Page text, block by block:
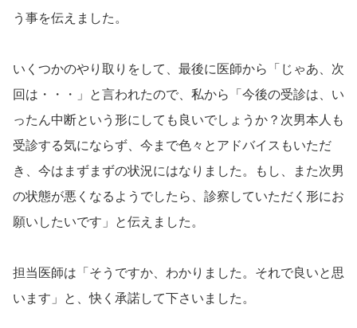
う事を伝えました。
いくつかのやり取りをして、最後に医師から「じゃあ、次
回は・・・」と言われたので、私から「今後の受診は、い
ったん中断という形にしても良いでしょうか？次男本人も
受診する気にならず、今まで色々とアドバイスもいただ
き、今はまずまずの状況にはなりました。もし、また次男
の状態が悪くなるようでしたら、診察していただく形にお
願いしたいです」と伝えました。
担当医師は「そうですか、わかりました。それで良いと思
います」と、快く承諾して下さいました。